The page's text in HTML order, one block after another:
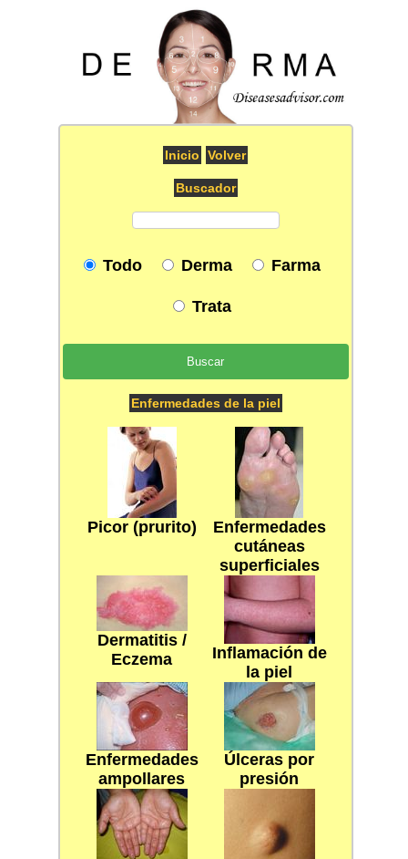
Inicio Volver
Buscador
Todo Derma Farma
Trata
Enfermedades de la piel
Picor (prurito)
Enfermedades
cutáneas
superficiales
Dermatitis /
Eczema
Inflamación de
la piel
Enfermedades
ampollares
Úlceras por
presión